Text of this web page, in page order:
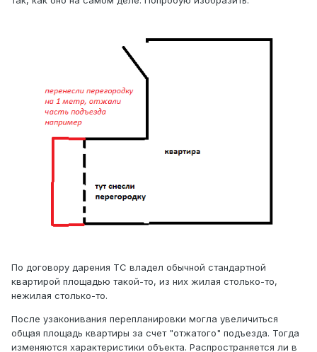
По договору дарения ТС владел обычной стандартной
квартирой площадью такой-то, из них жилая столько-то,
нежилая столько-то.
После узаконивания перепланировки могла увеличиться
общая площадь квартиры за счет "отжатого" подъезда. Тогда
изменяются характеристики объекта. Распространяется ли в